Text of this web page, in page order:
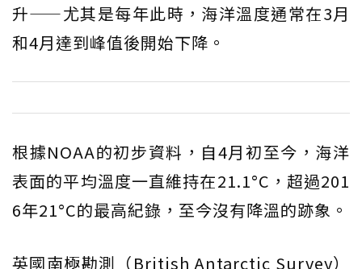
升——尤其是每年此時，海洋溫度通常在3月
和4月達到峰值後開始下降。
根據NOAA的初步資料，自4月初至今，海洋
表面的平均溫度一直維持在21.1°C，超過201
6年21°C的最高紀錄，至今沒有降溫的跡象。
英國南極勘測（British Antarctic Survey）